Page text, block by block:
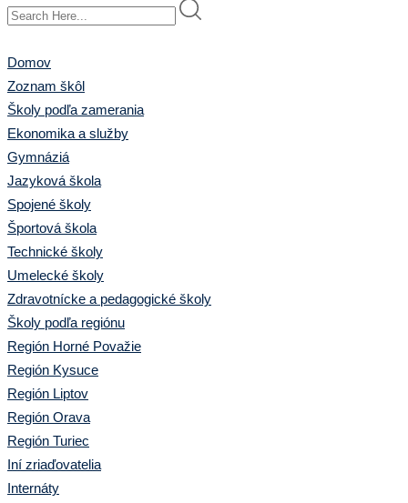
Domov
Zoznam škôl
Školy podľa zamerania
Ekonomika a služby
Gymnáziá
Jazyková škola
Spojené školy
Športová škola
Technické školy
Umelecké školy
Zdravotnícke a pedagogické školy
Školy podľa regiónu
Región Horné Považie
Región Kysuce
Región Liptov
Región Orava
Región Turiec
Iní zriaďovatelia
Internáty